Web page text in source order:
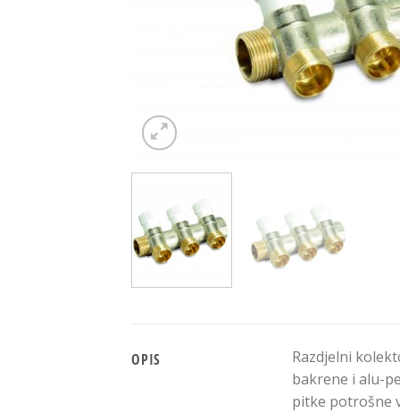
OPIS
Razdjelni
bakrene i alu-
pitke potrošne